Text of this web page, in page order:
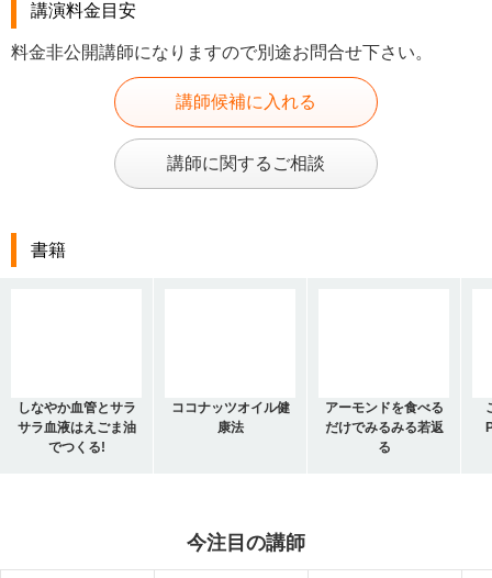
講演料金目安
料金非公開講師になりますので別途お問合せ下さい。
講師候補に入れる
講師に関するご相談
書籍
しなやか血管とサラ
サラ血液はえごま油
でつくる!
ココナッツオイル健
康法
アーモンドを食べる
だけでみるみる若返
る
今注目の講師